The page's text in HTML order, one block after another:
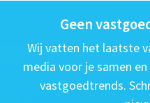
Geen
Wij vatten het laatste
media voor je samen
vastgoedtrends.